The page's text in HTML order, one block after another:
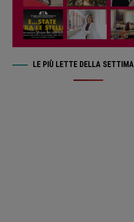
LE PIÙ LETTE DELLA